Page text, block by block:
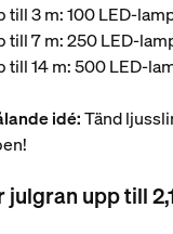
till 3 m: 100 LED-
till 7 m: 250 LED-
till 14 m: 500 LED-
idé:Tänd
julgran upp till